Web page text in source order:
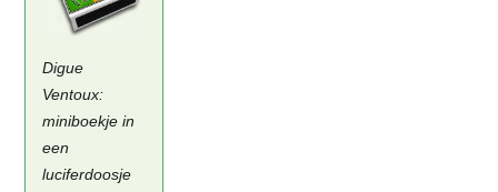
Digue
Ventoux:
miniboekje in
een
luciferdoosje